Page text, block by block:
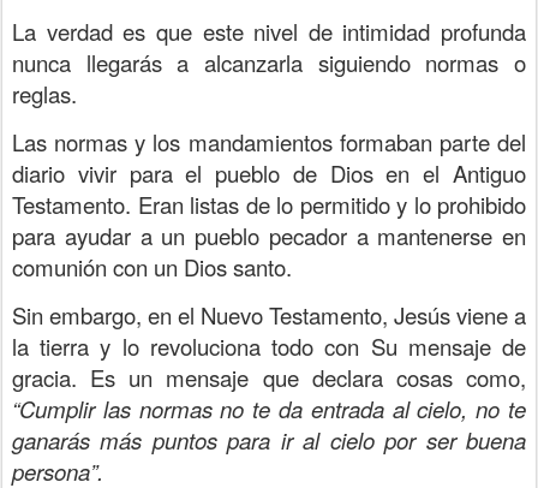
La verdad es que este nivel de intimidad profunda
nunca llegarás a alcanzarla siguiendo normas o
reglas.
Las normas y los mandamientos formaban parte del
diario vivir para el pueblo de Dios en el Antiguo
Testamento. Eran listas de lo permitido y lo prohibido
para ayudar a un pueblo pecador a mantenerse en
comunión con un Dios santo.
Sin embargo, en el Nuevo Testamento, Jesús viene a
la tierra y lo revoluciona todo con Su mensaje de
gracia. Es un mensaje que declara cosas como,
“Cumplir las normas no te da entrada al cielo, no te
ganarás más puntos para ir al cielo por ser buena
persona”.